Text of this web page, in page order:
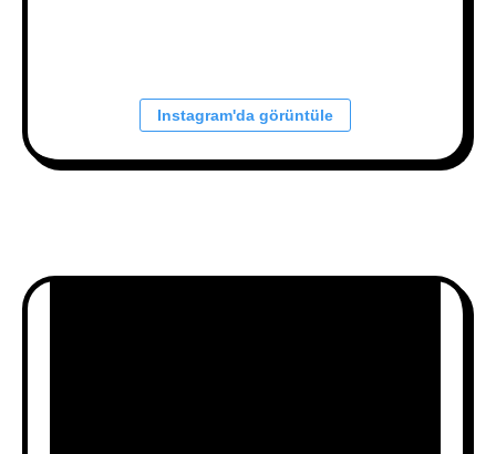
Instagram'da görüntüle